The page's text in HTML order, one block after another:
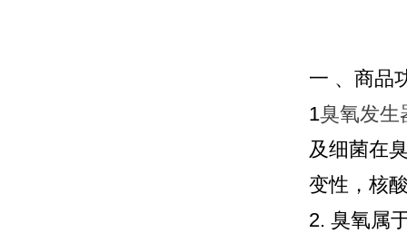
一 、商品
1臭氧发生
及细菌在
变性，核
2. 臭氧属